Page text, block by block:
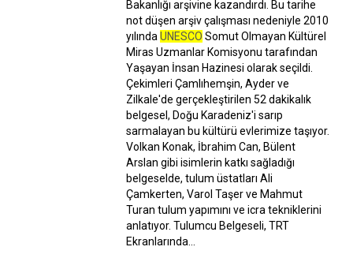
Bakanlığı arşivine kazandırdı. Bu tarihe
not düşen arşiv çalışması nedeniyle 2010
yılında UNESCO Somut Olmayan Kültürel
Miras Uzmanlar Komisyonu tarafından
Yaşayan İnsan Hazinesi olarak seçildi.
Çekimleri Çamlıhemşin, Ayder ve
Zilkale'de gerçekleştirilen 52 dakikalık
belgesel, Doğu Karadeniz'i sarıp
sarmalayan bu kültürü evlerimize taşıyor.
Volkan Konak, İbrahim Can, Bülent
Arslan gibi isimlerin katkı sağladığı
belgeselde, tulum üstatları Ali
Çamkerten, Varol Taşer ve Mahmut
Turan tulum yapımını ve icra tekniklerini
anlatıyor. Tulumcu Belgeseli, TRT
Ekranlarında…